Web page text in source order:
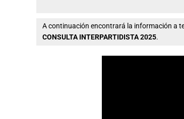
A continuación encontrará la información a
CONSULTA INTERPARTIDISTA 2025.